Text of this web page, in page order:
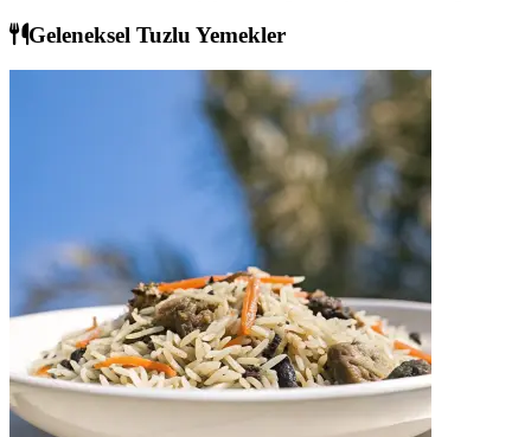
Geleneksel Tuzlu Yemekler